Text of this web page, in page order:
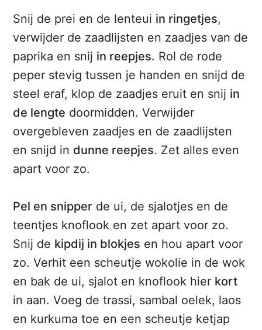
Snij de prei en de lenteui in ringetjes,
verwijder de zaadlijsten en zaadjes van de
paprika en snij in reepjes. Rol de rode
peper stevig tussen je handen en snijd de
steel eraf, klop de zaadjes eruit en snij in
de lengte doormidden. Verwijder
overgebleven zaadjes en de zaadlijsten
en snijd in dunne reepjes. Zet alles even
apart voor zo.
Pel en snipper de ui, de sjalotjes en de
teentjes knoflook en zet apart voor zo.
Snij de kipdij in blokjes en hou apart voor
zo. Verhit een scheutje wokolie in de wok
en bak de ui, sjalot en knoflook hier kort
in aan. Voeg de trassi, sambal oelek, laos
en kurkuma toe en een scheutje ketjap